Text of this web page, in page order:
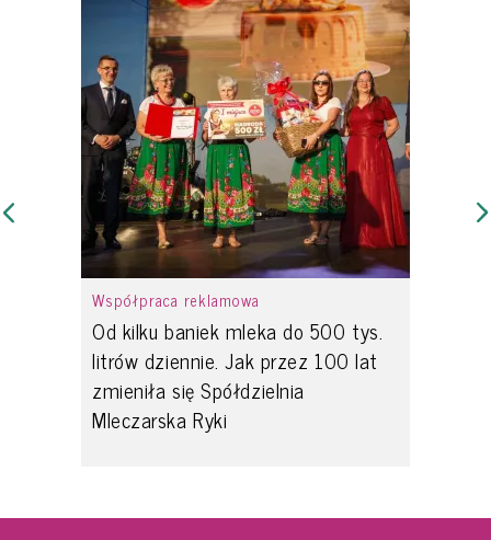
Współpraca reklamowa
Od kilku baniek mleka do 500 tys.
litrów dziennie. Jak przez 100 lat
zmieniła się Spółdzielnia
Mleczarska Ryki